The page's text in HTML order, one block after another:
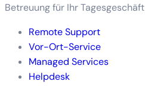
Betreuung für Ihr Tagesgeschäft
Remote Support
Vor-Ort-Service
Managed Services
Helpdesk